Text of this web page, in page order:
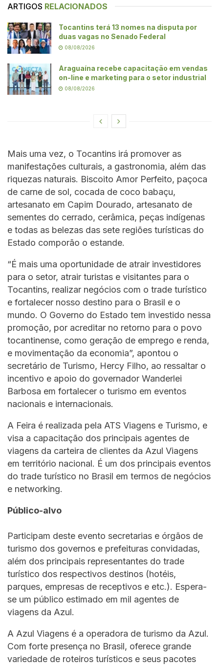
ARTIGOS RELACIONADOS
Tocantins terá 13 nomes na disputa por
duas vagas no Senado Federal
08/08/2026
Araguaína recebe capacitação em vendas
on-line e marketing para o setor industrial
08/08/2026
Mais uma vez, o Tocantins irá promover as
manifestações culturais, a gastronomia, além das
riquezas naturais. Biscoito Amor Perfeito, paçoca
de carne de sol, cocada de coco babaçu,
artesanato em Capim Dourado, artesanato de
sementes do cerrado, cerâmica, peças indígenas
e todas as belezas das sete regiões turísticas do
Estado comporão o estande.
“É mais uma oportunidade de atrair investidores
para o setor, atrair turistas e visitantes para o
Tocantins, realizar negócios com o trade turístico
e fortalecer nosso destino para o Brasil e o
mundo. O Governo do Estado tem investido nessa
promoção, por acreditar no retorno para o povo
tocantinense, como geração de emprego e renda,
e movimentação da economia”, apontou o
secretário de Turismo, Hercy Filho, ao ressaltar o
incentivo e apoio do governador Wanderlei
Barbosa em fortalecer o turismo em eventos
nacionais e internacionais.
A Feira é realizada pela ATS Viagens e Turismo, e
visa a capacitação dos principais agentes de
viagens da carteira de clientes da Azul Viagens
em território nacional. É um dos principais eventos
do trade turístico no Brasil em termos de negócios
e networking.
Público-alvo
Participam deste evento secretarias e órgãos de
turismo dos governos e prefeituras convidadas,
além dos principais representantes do trade
turístico dos respectivos destinos (hotéis,
parques, empresas de receptivos e etc.). Espera-
se um público estimado em mil agentes de
viagens da Azul.
A Azul Viagens é a operadora de turismo da Azul.
Com forte presença no Brasil, oferece grande
variedade de roteiros turísticos e seus pacotes